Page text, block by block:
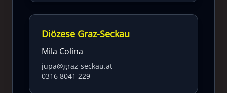
Diözese Graz-Seckau
Mila Colina
jupa@graz-seckau.at
0316 8041 229